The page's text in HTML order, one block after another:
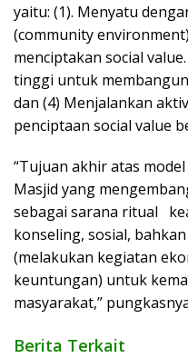
yaitu: (1). Menyatu
(community
menciptakan social
tinggi untuk
dan (4) Menjalankan
penciptaan social value
“Tujuan akhir atas
Masjid yang
sebagai sarana ritual
konseling, sosial,
(melakukan kegiatan
keuntungan) untuk
masyarakat,”
Berita Terkait